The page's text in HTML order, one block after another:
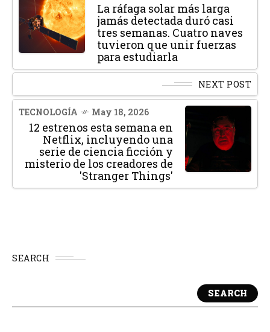
La ráfaga solar más larga
jamás detectada duró casi
tres semanas. Cuatro naves
tuvieron que unir fuerzas
para estudiarla
NEXT POST
TECNOLOGÍA May 18, 2026
12 estrenos esta semana en
Netflix, incluyendo una
serie de ciencia ficción y
misterio de los creadores de
'Stranger Things'
SEARCH
SEARCH